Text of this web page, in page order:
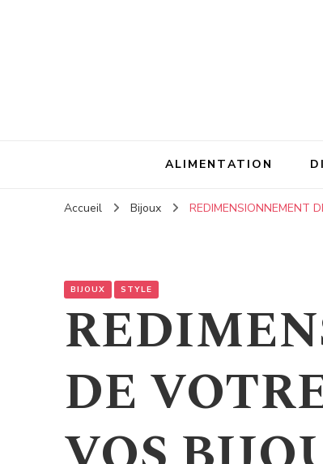
ALIMENTATION
Accueil Bijoux REDIMENSIONNEMENT
BIJOUX STYLE
DE